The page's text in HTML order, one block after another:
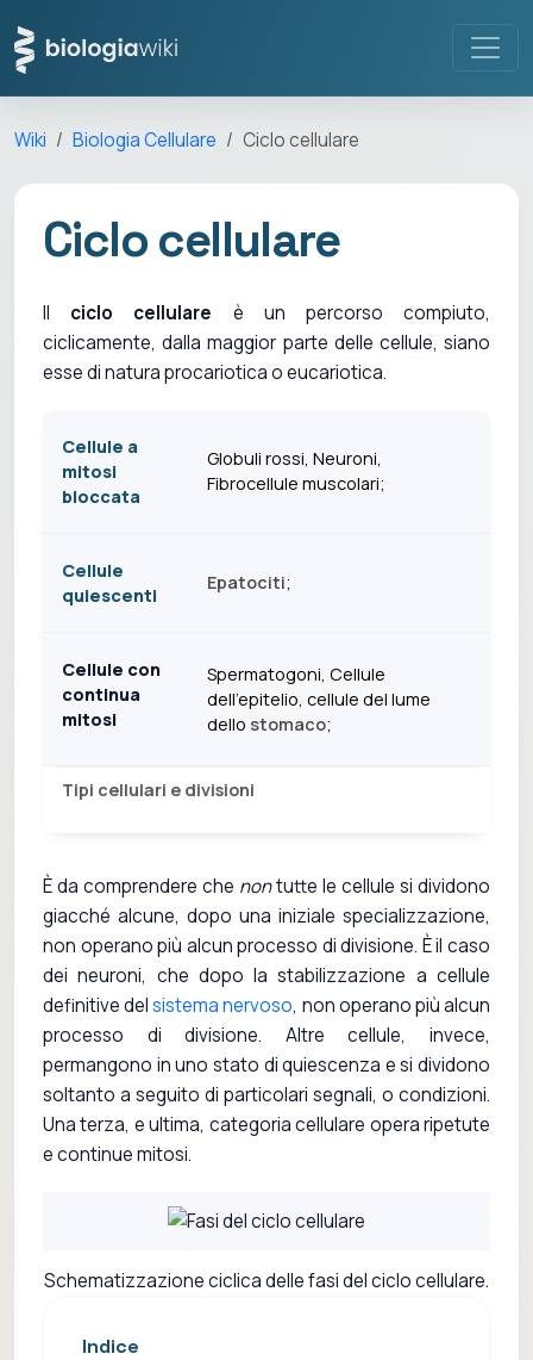
Wiki Biologia Cellulare Ciclo cellulare
Ciclo cellulare
Il ciclo cellulare è un percorso compiuto,
ciclicamente, dalla maggior parte delle cellule, siano
esse di natura procariotica o eucariotica.
Tipi cellulari e divisioni
Cellule a
mitosi
bloccata
Globuli rossi, Neuroni,
Fibrocellule muscolari;
Cellule
quiescenti
Epatociti;
Cellule con
continua
mitosi
Spermatogoni, Cellule
dell'epitelio, cellule del lume
dello stomaco;
È da comprendere che nontutte le cellule si dividono
giacché alcune, dopo una iniziale specializzazione,
non operano più alcun processo di divisione. È il caso
dei neuroni, che dopo la stabilizzazione a cellule
definitive delsistema nervoso, non operano più alcun
processo di divisione. Altre cellule, invece,
permangono in uno stato di quiescenza e si dividono
soltanto a seguito di particolari segnali, o condizioni.
Una terza, e ultima, categoria cellulare opera ripetute
e continue mitosi.
Schematizzazione ciclica delle fasi del ciclo cellulare.
Indice